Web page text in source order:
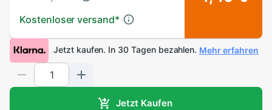
Kostenloser versand*
Jetzt kaufen. In 30 Tagen bezahlen. Mehr erfahren
Jetzt Kaufen